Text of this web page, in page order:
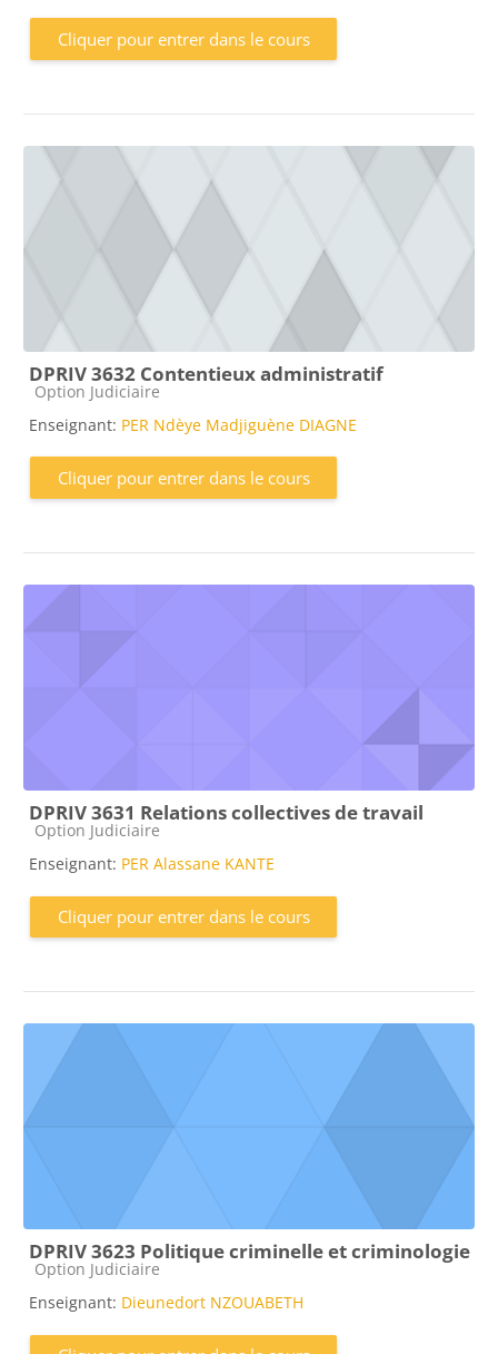
Cliquer pour entrer dans le cours
DPRIV 3632 Contentieux administratif
Catégorie de cours
Option Judiciaire
Enseignant: PER Ndèye Madjiguène DIAGNE
Cliquer pour entrer dans le cours
DPRIV 3631 Relations collectives de travail
Catégorie de cours
Option Judiciaire
Enseignant: PER Alassane KANTE
Cliquer pour entrer dans le cours
DPRIV 3623 Politique criminelle et criminologie
Catégorie de cours
Option Judiciaire
Enseignant: Dieunedort NZOUABETH